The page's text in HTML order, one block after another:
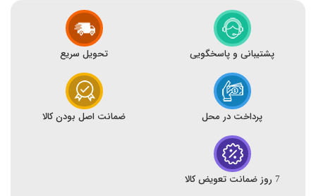
پشتیبانی و پاسخگویی تحویل سریع
پرداخت در محل ضمانت اصل بودن کالا
7 روز ضمانت تعویض کالا